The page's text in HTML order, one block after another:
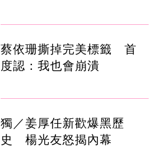
蔡依珊撕掉完美標籤 首
度認：我也會崩潰
獨／姜厚任新歡爆黑歷
史 楊光友怒揭內幕